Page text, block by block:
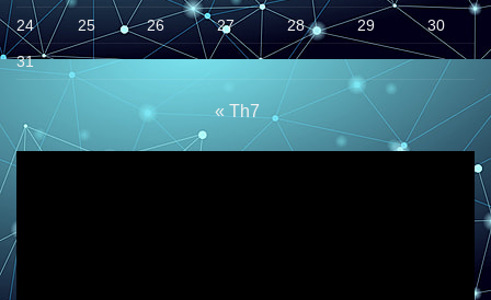
24 25 26 27 28 29 30
31
« Th7